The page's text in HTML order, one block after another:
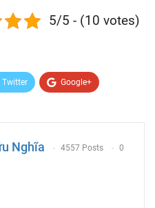
5/5 - (10 votes)
Twitter Google+
Nghĩa 4557 Posts 0